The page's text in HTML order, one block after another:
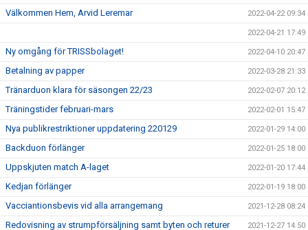
Välkommen Hem, Arvid Leremar 2022-04-22 09:34
2022-04-21 17:49
Ny omgång för TRISSbolaget! 2022-04-10 20:47
Betalning av papper 2022-03-28 21:33
Tränarduon klara för säsongen 22/23 2022-02-07 20:12
Träningstider februari-mars 2022-02-01 15:47
Nya publikrestriktioner uppdatering 220129 2022-01-29 14:00
Backduon förlänger 2022-01-25 18:00
Uppskjuten match A-laget 2022-01-20 17:44
Kedjan förlänger 2022-01-19 18:00
Vacciantionsbevis vid alla arrangemang 2021-12-28 08:24
Redovisning av strumpförsäljning samt byten och returer 2021-12-27 14:50